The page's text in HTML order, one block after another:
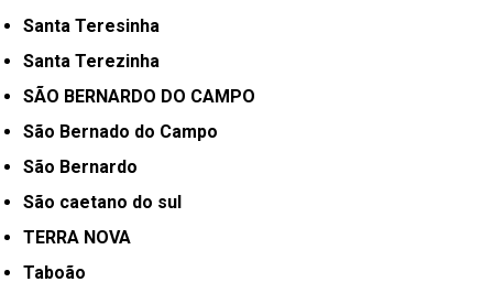
Santa Teresinha
Santa Terezinha
SÃO BERNARDO DO CAMPO
São Bernado do Campo
São Bernardo
São caetano do sul
TERRA NOVA
Taboão